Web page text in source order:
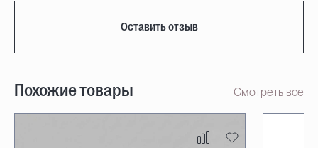
Оставить отзыв
Похожие товары Смотреть все